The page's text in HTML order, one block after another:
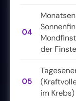
04
der
05
im Krebs)